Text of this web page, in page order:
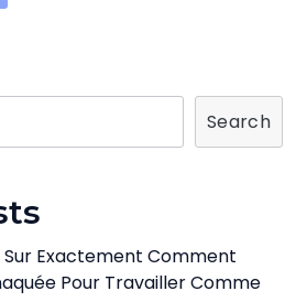
Search
Sur Exactement Comment
Pour Travailler Comme